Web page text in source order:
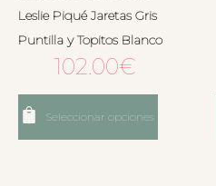
Leslie Piqué Jaretas Gris
Puntilla y Topitos Blanco
102.00€
Seleccionar opciones